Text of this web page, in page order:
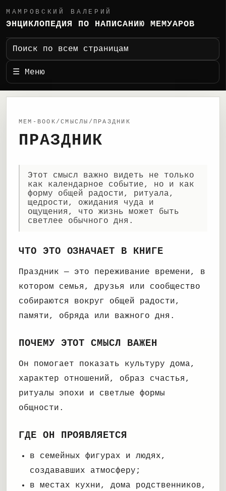
МАМРОВСКИЙ ВАЛЕРИЙ
ЭНЦИКЛОПЕДИЯ ПО НАПИСАНИЮ МЕМУАРОВ
Поиск по всем страницам
☰ Меню
MEM-BOOK/СМЫСЛЫ/ПРАЗДНИК
ПРАЗДНИК
Этот смысл важно видеть не только
как календарное событие, но и как
форму общей радости, ритуала,
щедрости, ожидания чуда и
ощущения, что жизнь может быть
светлее обычного дня.
ЧТО ЭТО ОЗНАЧАЕТ В КНИГЕ
Праздник — это переживание времени, в
котором семья, друзья или сообщество
собираются вокруг общей радости,
памяти, обряда или важного дня.
ПОЧЕМУ ЭТОТ СМЫСЛ ВАЖЕН
Он помогает показать культуру дома,
характер отношений, образ счастья,
ритуалы эпохи и светлые формы
общности.
ГДЕ ОН ПРОЯВЛЯЕТСЯ
в семейных фигурах и людях,
создававших атмосферу;
в местах кухни, дома родственников,